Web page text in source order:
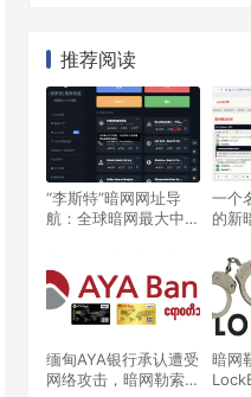
推荐阅读
“李斯特”暗网网址导
航：全球暗网最大中文
一个
的新
缅甸AYA银行承认遭受
网络攻击，暗网勒索软
暗网